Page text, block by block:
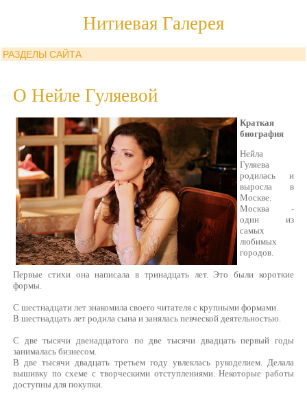
Нитиевая Галерея
РАЗДЕЛЫ САЙТА
О Нейле Гуляевой
Краткая
биография
Нейла
Гуляева
родилась и
выросла в
Москве.
Москва -
один из
самых
любимых
городов.
Первые стихи она написала в тринадцать лет. Это были короткие
формы.
С шестнадцати лет знакомила своего читателя с крупными формами.
В шестнадцать лет родила сына и занялась певческой деятельностью.
С две тысячи двенадцатого по две тысячи двадцать первый годы
занималась бизнесом.
В две тысячи двадцать третьем году увлеклась рукоделием. Делала
вышивку по схеме с творческими отступлениями. Некоторые работы
доступны для покупки.